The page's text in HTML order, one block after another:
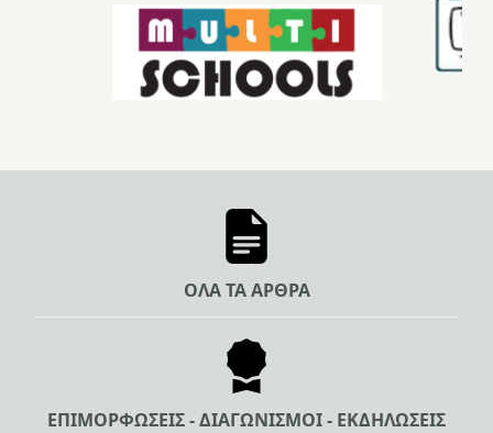
ΟΛΑ ΤΑ ΑΡΘΡΑ
ΕΠΙΜΟΡΦΩΣΕΙΣ - ΔΙΑΓΩΝΙΣΜΟΙ - ΕΚΔΗΛΩΣΕΙΣ